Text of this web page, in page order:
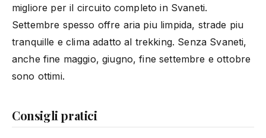
migliore per il circuito completo in Svaneti.
Settembre spesso offre aria piu limpida, strade piu
tranquille e clima adatto al trekking. Senza Svaneti,
anche fine maggio, giugno, fine settembre e ottobre
sono ottimi.
Consigli pratici